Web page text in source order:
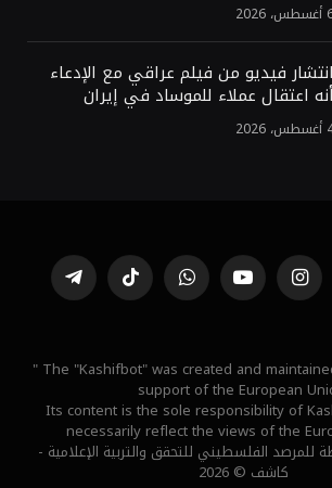
2026
انتشار فيديو من فيلم عراقي مع الإدعاء
أنه اعتقال عملاء للموساد في إيران
2026
الانستغراميوتيوب واتساب تيكتوك تيلقرام
" The "Kashifbot" was created and
support of the European
Its content is the sole responsibility of
necessarily reflect the views of the
الفلسطيني للتحقق والتربية الإعلامية -
كاشف © 2026